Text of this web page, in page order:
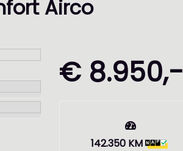
Airco
€ 8.950,-
142.350 KM